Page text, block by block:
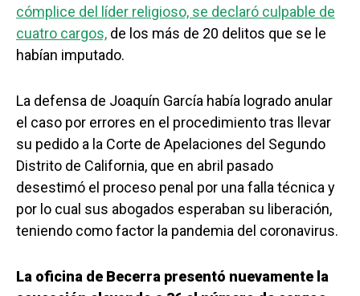
cómplice del líder religioso, se declaró culpable de
cuatro cargos, de los más de 20 delitos que se le
habían imputado.
La defensa de Joaquín García había logrado anular
el caso por errores en el procedimiento tras llevar
su pedido a la Corte de Apelaciones del Segundo
Distrito de California, que en abril pasado
desestimó el proceso penal por una falla técnica y
por lo cual sus abogados esperaban su liberación,
teniendo como factor la pandemia del coronavirus.
La oficina de Becerra presentó nuevamente la